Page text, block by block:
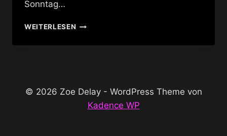
Sonntag…
WEITERLESENEIN
WEEKEND
© 2026 Zoe Delay - WordPress Theme von
Kadence WP